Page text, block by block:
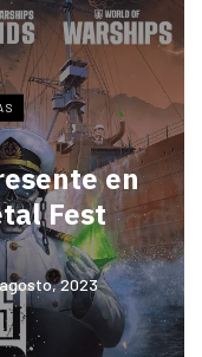
en
Fest
agosto, 2023